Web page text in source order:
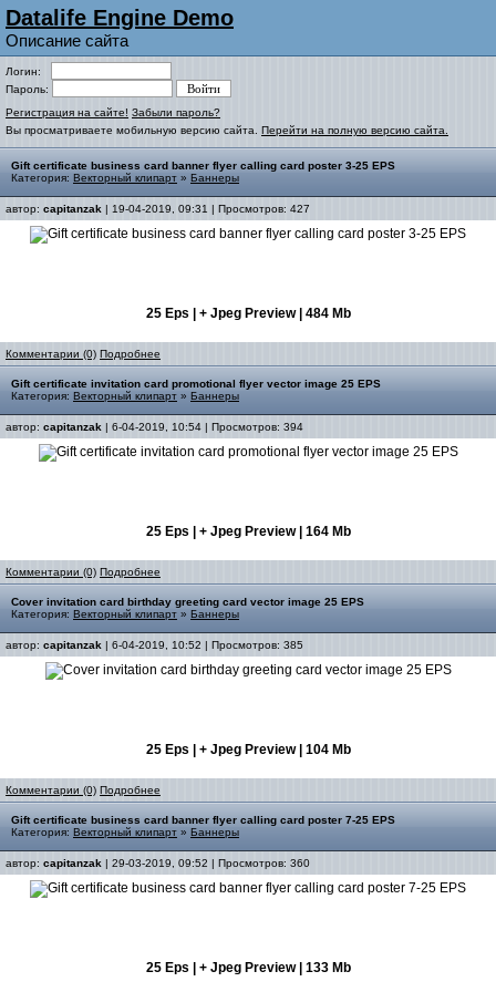
Datalife Engine Demo
Описание сайта
Логин:
Пароль:
Регистрация на сайте! Забыли пароль?
Вы просматриваете мобильную версию сайта. Перейти на полную версию сайта.
Gift certificate business card banner flyer calling card poster 3-25 EPS
Категория: Векторный клипарт » Баннеры
автор: capitanzak | 19-04-2019, 09:31 | Просмотров: 427
25 Eps | + Jpeg Preview | 484 Mb
Комментарии (0) Подробнее
Gift certificate invitation card promotional flyer vector image 25 EPS
Категория: Векторный клипарт » Баннеры
автор: capitanzak | 6-04-2019, 10:54 | Просмотров: 394
25 Eps | + Jpeg Preview | 164 Mb
Комментарии (0) Подробнее
Cover invitation card birthday greeting card vector image 25 EPS
Категория: Векторный клипарт » Баннеры
автор: capitanzak | 6-04-2019, 10:52 | Просмотров: 385
25 Eps | + Jpeg Preview | 104 Mb
Комментарии (0) Подробнее
Gift certificate business card banner flyer calling card poster 7-25 EPS
Категория: Векторный клипарт » Баннеры
автор: capitanzak | 29-03-2019, 09:52 | Просмотров: 360
25 Eps | + Jpeg Preview | 133 Mb